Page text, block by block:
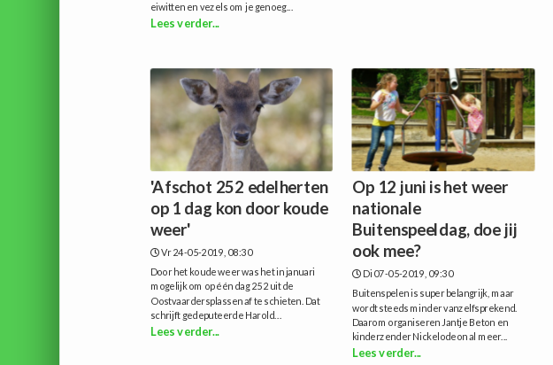
eiwitten en vezels om je genoeg...
Lees verder...
'Afschot 252 edelherten
op 1 dag kon door koude
weer'
Vr 24-05-2019, 08:30
Door het koude weer was het in januari
mogelijk om op één dag 252 uit de
Oostvaardersplassen af te schieten. Dat
schrijft gedeputeerde Harold...
Lees verder...
Op 12 juni is het weer
nationale
Buitenspeeldag, doe jij
ook mee?
Di 07-05-2019, 09:30
Buitenspelen is super belangrijk, maar
wordt steeds minder vanzelfsprekend.
Daarom organiseren Jantje Beton en
kinderzender Nickelodeon al meer...
Lees verder...